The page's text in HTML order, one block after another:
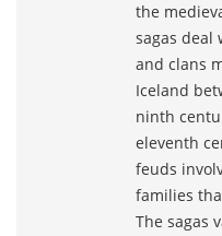
the
sagas deal
and clans
Iceland
ninth
eleventh
feuds
families
The sagas